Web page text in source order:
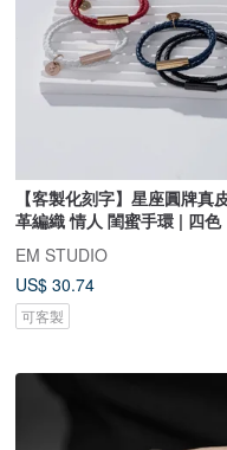
【客製化刻字】星座圓牌真
革編織 情人 閨蜜手環 | 四色
EM STUDIO
US$ 30.74
可客製